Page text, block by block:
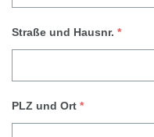
Straße und Hausnr. *
PLZ und Ort *